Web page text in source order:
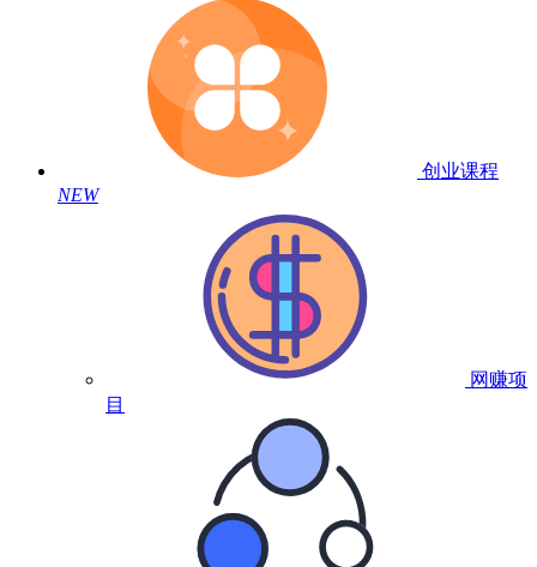
创业课程
NEW
网赚项
目